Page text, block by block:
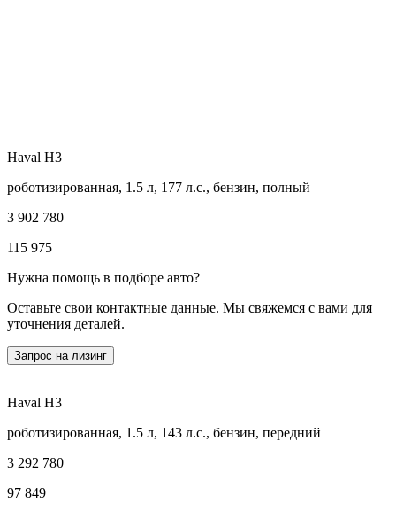
Haval H3
роботизированная, 1.5 л, 177 л.с., бензин, полный
3 902 780
115 975
Нужна помощь в подборе авто?
Оставьте свои контактные данные. Мы свяжемся с вами для
уточнения деталей.
Запрос на лизинг
Haval H3
роботизированная, 1.5 л, 143 л.с., бензин, передний
3 292 780
97 849